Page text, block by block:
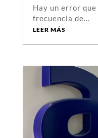
Hay un error
frecuencia de...
LEER MÁS